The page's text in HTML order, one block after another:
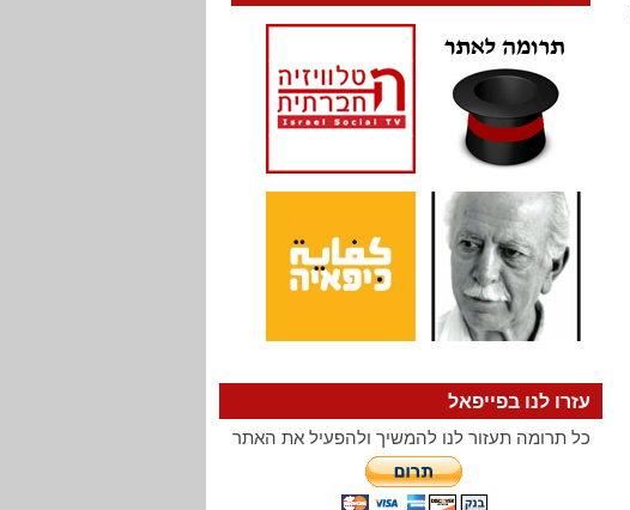
עזרו לנו בפייפאל
כל תרומה תעזור לנו להמשיך ולהפעיל את האתר